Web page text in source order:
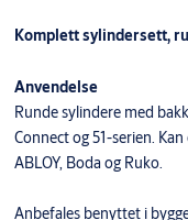
Komplett sylindersett,
Anvendelse
Runde sylindere med
Connect og 51-serien.
ABLOY, Boda og Ruko.
Anbefales benyttet i